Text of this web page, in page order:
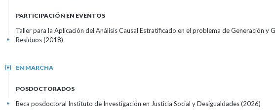
PARTICIPACIÓN EN EVENTOS
Taller para la Aplicación del Análisis Causal Estratificado en el problema de Generación y
Residuos(2018)
+
EN MARCHA
+
POSDOCTORADOS
Beca posdoctoral Instituto de Investigación en Justicia Social y Desigualdades(2026)
+